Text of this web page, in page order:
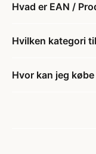
Hvad er EAN /
Hvilken kategori
Hvor kan jeg